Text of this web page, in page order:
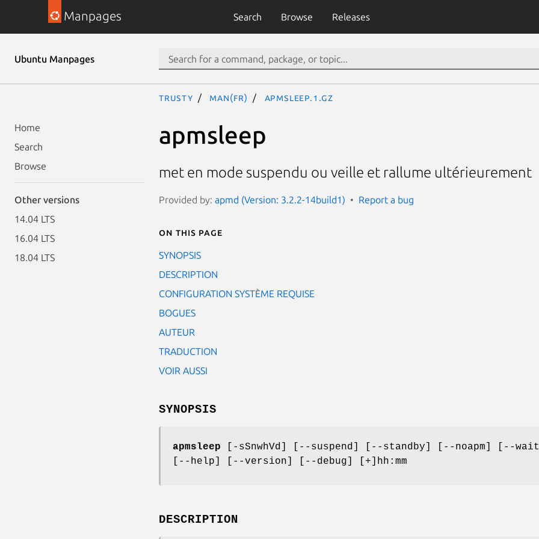
Manpages Search Browse Releases
Ubuntu Manpages
Home
Search
Browse
Other versions
14.04 LTS
16.04 LTS
18.04 LTS
trusty man(fr) apmsleep.1.gz
apmsleep
met en mode suspendu ou veille et rallume ultérieurement
Provided by: apmd (Version: 3.2.2-14build1) Report a bug
On this page
SYNOPSIS
DESCRIPTION
CONFIGURATION SYSTÈME REQUISE
BOGUES
AUTEUR
TRADUCTION
VOIR AUSSI
SYNOPSIS
apmsleep [-sSnwhVd] [--suspend] [--standby] [--noapm] [--
[--help] [--version] [--debug] [+]hh:mm
DESCRIPTION